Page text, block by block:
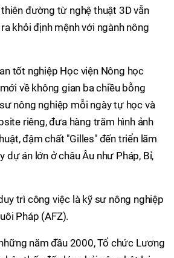
đường từ nghệ thuật 3D vẫn
khỏi định mệnh với ngành nông
tốt nghiệp Học viện Nông học
về không gian ba chiều bỗng
nông nghiệp mỗi ngày tự học và
riêng, đưa hàng trăm hình ảnh
đậm chất "Gilles" đến triển lãm
dự án lớn ở châu Âu như Pháp, Bỉ,
trì công việc là kỹ sư nông nghiệp
Pháp (AFZ).
năm đầu 2000, Tổ chức Lương